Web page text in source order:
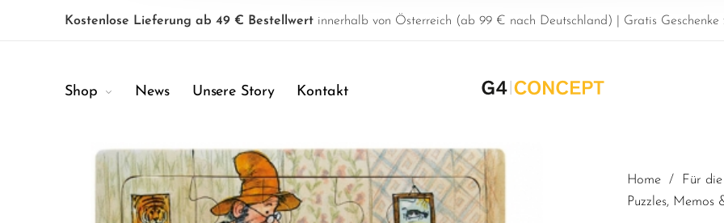
Kostenlose Lieferung ab 49 € Bestellwert innerhalb von Österreich (ab 99 € nach Deutschland) | Gratis Geschenke
Shop News Unsere Story Kontakt
Home /
Für
Puzzles, Memos